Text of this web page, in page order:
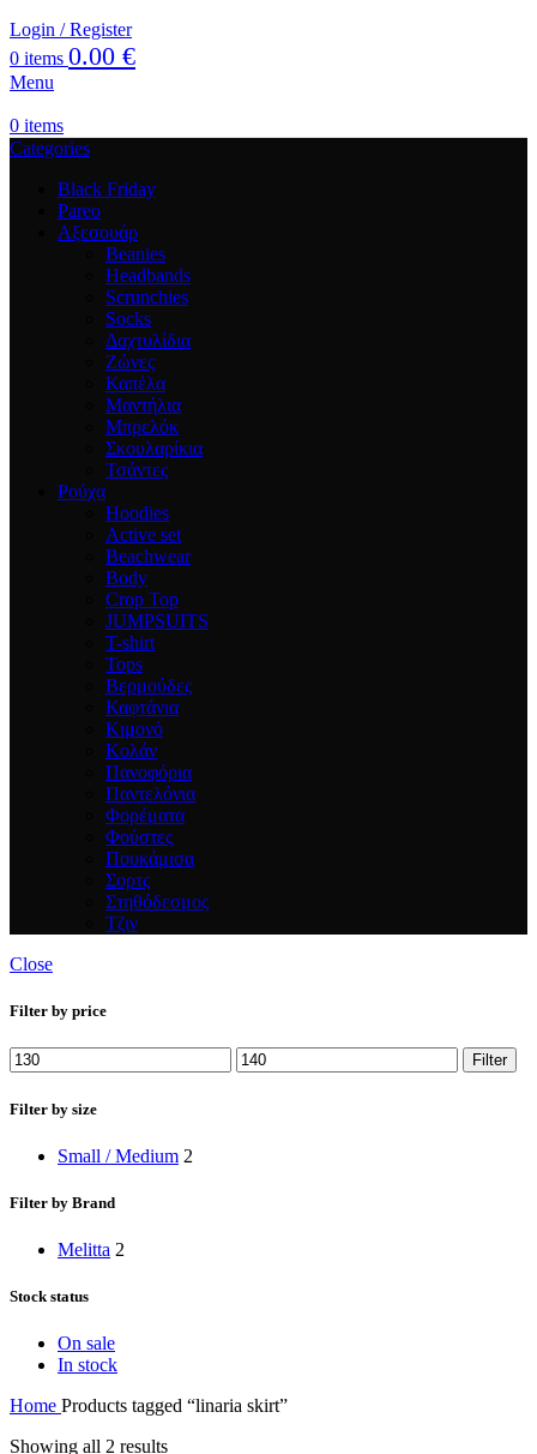
Login / Register
0 items 0.00 €
Menu
0 items
Categories
Black Friday
Pareo
Αξεσουάρ
Beanies
Headbands
Scrunchies
Socks
Δαχτυλίδια
Ζώνες
Καπέλα
Μαντήλια
Μπρελόκ
Σκουλαρίκια
Τσάντες
Ρούχα
Hoodies
Active set
Beachwear
Body
Crop Top
JUMPSUITS
T-shirt
Tops
Βερμούδες
Καφτάνια
Κιμονό
Κολάν
Πανοφόρια
Παντελόνια
Φορέματα
Φούστες
Πουκάμισα
Σορτς
Στηθόδεσμος
Τζιν
Close
Filter by price
Min
price
Max
price
Filter
Filter by size
Small / Medium 2
Filter by Brand
Melitta 2
Stock status
On sale
In stock
Home Products tagged “linaria skirt”
Showing all 2 resultsSorted